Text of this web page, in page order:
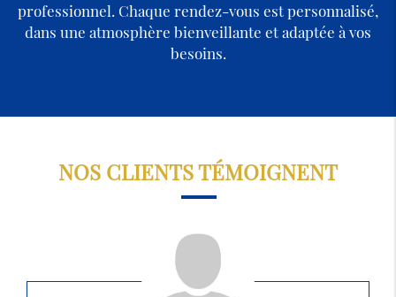
professionnel. Chaque rendez-vous est personnalisé,
dans une atmosphère bienveillante et adaptée à vos
besoins.
NOS CLIENTS TÉMOIGNENT